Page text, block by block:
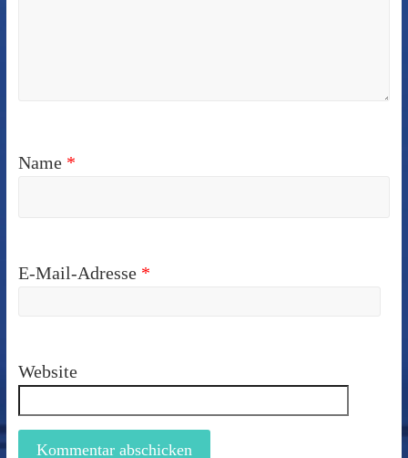
Name *
E-Mail-Adresse *
Website